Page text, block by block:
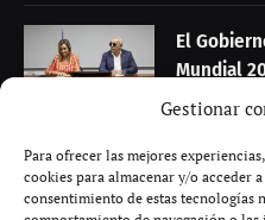
Gestionar
Para ofrecer las mejores
cookies para almacenar y/o acceder
consentimiento de estas tecnologías
El
Mundial
crisis
Putin